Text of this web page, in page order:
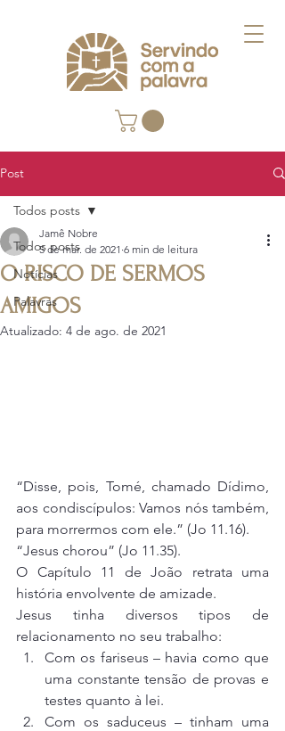
Post
Todos posts
Notícias
Palavras
Todos posts
O RISCO DE SERMOS
AMIGOS
Jamê Nobre
5 de mar. de 2021 6 min de leitura
Atualizado: 4 de ago. de 2021
“Disse, pois, Tomé, chamado Dídimo,
aos condiscípulos: Vamos nós também,
para morrermos com ele.” (Jo 11.16).
“Jesus chorou” (Jo 11.35).
O Capítulo 11 de João retrata uma
história envolvente de amizade.
Jesus tinha diversos tipos de
relacionamento no seu trabalho:
Com os fariseus – havia como que
uma constante tensão de provas e
testes quanto à lei.
Com os saduceus – tinham uma